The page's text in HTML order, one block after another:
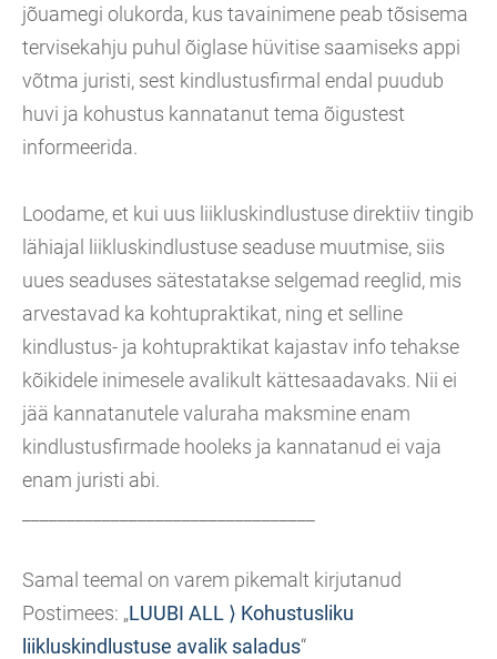
jõuamegi olukorda, kus tavainimene peab tõsisema
tervisekahju puhul õiglase hüvitise saamiseks appi
võtma juristi, sest kindlustusfirmal endal puudub
huvi ja kohustus kannatanut tema õigustest
informeerida.
Loodame, et kui uus liikluskindlustuse direktiiv tingib
lähiajal liikluskindlustuse seaduse muutmise, siis
uues seaduses sätestatakse selgemad reeglid, mis
arvestavad ka kohtupraktikat, ning et selline
kindlustus- ja kohtupraktikat kajastav info tehakse
kõikidele inimesele avalikult kättesaadavaks. Nii ei
jää kannatanutele valuraha maksmine enam
kindlustusfirmade hooleks ja kannatanud ei vaja
enam juristi abi.
Samal teemal on varem pikemalt kirjutanud
Postimees: „LUUBI ALL ⟩ Kohustusliku
liikluskindlustuse avalik saladus“